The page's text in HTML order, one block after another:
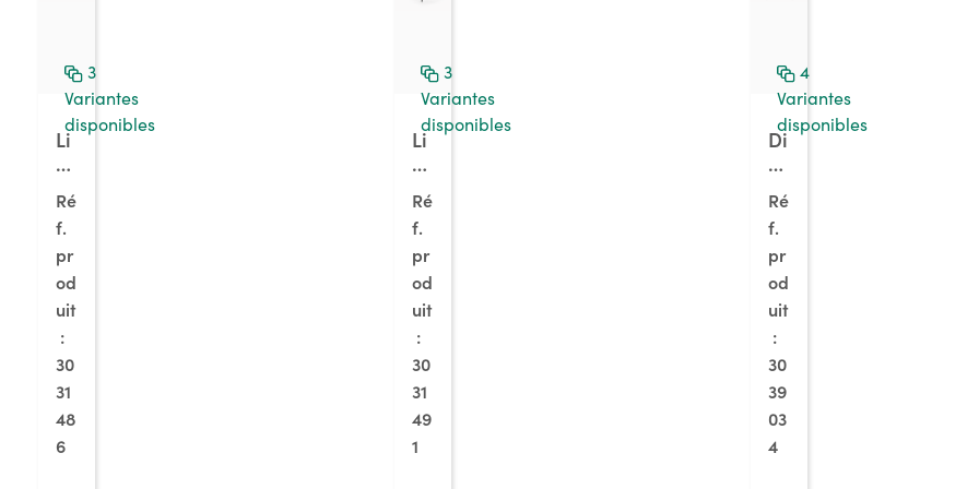
3
Variantes
disponibles
Li
n
1K
T,
ch
âs
si
s
n
oi
r
m
at
Ré
f.
pr
od
uit
:
30
31
48
6
3
Variantes
disponibles
Li
n
1K
M
,
ch
âs
si
s
n
oi
r
m
Ré
f.
pr
od
uit
:
30
31
49
1
4
Variantes
disponibles
Di
a
m
1E
,
ch
âs
si
s
n
oi
r,
h
o
Ré
f.
pr
od
uit
:
30
39
03
4